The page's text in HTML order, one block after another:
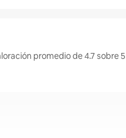
promedio de 4.7 sobre 5